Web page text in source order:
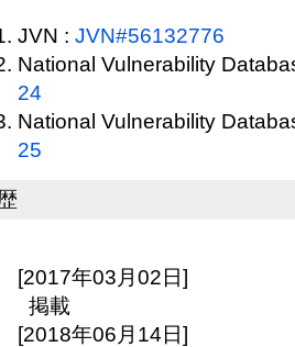
JVN : JVN#56132776
National Vulnerability
24
National Vulnerability
25
[2017年03月02日]
掲載
[2018年06月14日]